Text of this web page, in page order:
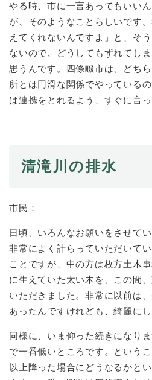
やる時、市に一言あってもいい
が、そのようなことらしいです
えてくれないんですよ」と、そ
ないので、どうしてもずれてし
思うんです。四條畷市は、どち
所とは円滑な関係でやっている
は連携をとれるよう、すぐに言
清滝川の排水
市民：
日頃、いろんなお願いをさせて
非常によく計らっていただいて
ことですが、中の方は枚方土木
に生えていた太い木を、この間
いただきました。非常に以前は
あったんですけれども、綺麗に
同様に、いま仰った続きになり
で一番低いところです。という
以上降った場合にどうなるかと